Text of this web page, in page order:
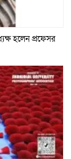
হলেন প্রফেসর